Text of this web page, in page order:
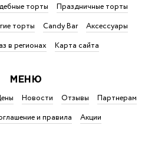
торты
Праздничные торты
торты Candy Bar
Аксессуары
в регионах
Карта сайта
МЕНЮ
Новости Отзывы
Партнерам
и правила Акции